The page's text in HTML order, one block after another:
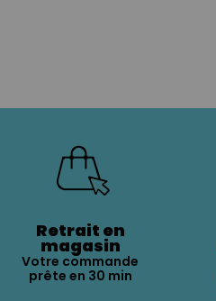
Retrait en
magasin
Votre commande
prête en 30 min